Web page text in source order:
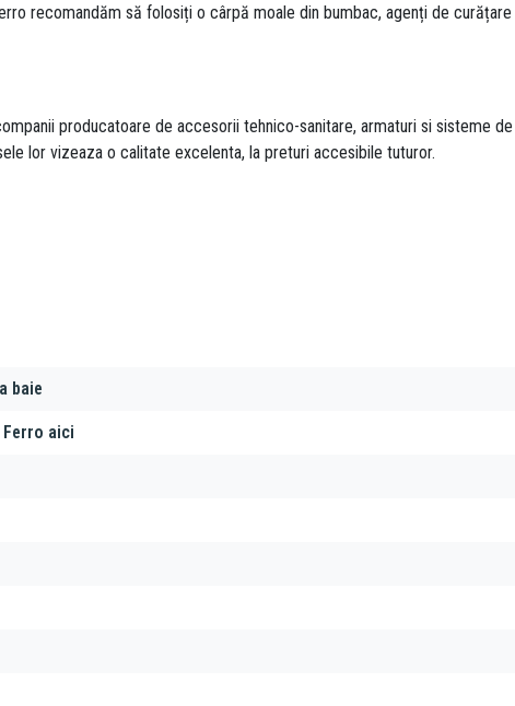
recomandăm să folosiți o cârpă moale din bumbac, agenți de
producatoare de accesorii tehnico-sanitare, armaturi si sisteme
lor vizeaza o calitate excelenta, la preturi accesibile tuturor.
baie
Ferro aici